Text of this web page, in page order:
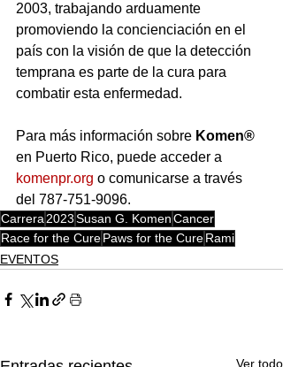
2003, trabajando arduamente
promoviendo la concienciación en el
país con la visión de que la detección
temprana es parte de la cura para
combatir esta enfermedad.
Para más información sobre Komen®
en Puerto Rico, puede acceder a
komenpr.org o comunicarse a través
del 787-751-9096.
Carrera 2023Susan G. KomenCancer
Race for the CurePaws for the CureRami
EVENTOS
Ver todo